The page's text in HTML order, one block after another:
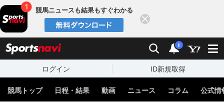
競馬ニュースも結果もすぐわかる
検索 通知
i
ログイン ID新規取得
競馬トップ 日程・結果 動画 ニュース コラム 公式情